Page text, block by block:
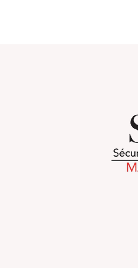
When more data makes
war harder to read